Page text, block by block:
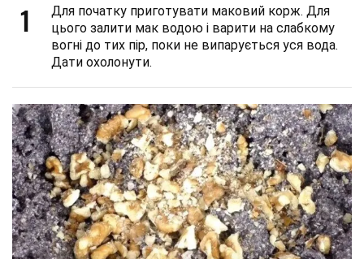
1
Для початку приготувати маковий корж. Для
цього залити мак водою і варити на слабкому
вогні до тих пір, поки не випарується уся вода.
Дати охолонути.